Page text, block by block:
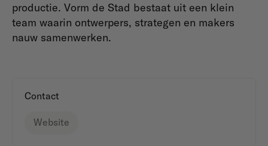
productie. Vorm de Stad bestaat uit een klein
team waarin ontwerpers, strategen en makers
nauw samenwerken.
Contact
Website